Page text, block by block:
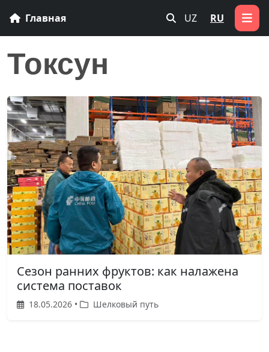
Главная UZ RU
Токсун
Сезон ранних фруктов: как налажена
система поставок
18.05.2026 • Шелковый путь